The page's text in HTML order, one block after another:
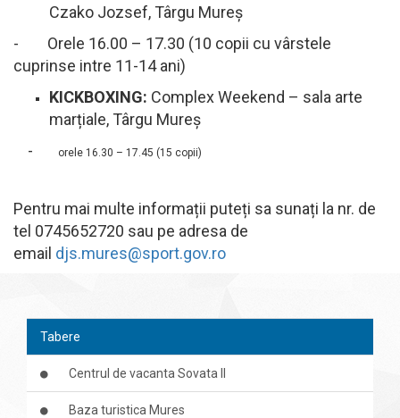
Czako Jozsef, Târgu Mureș
- Orele 16.00 – 17.30 (10 copii cu vârstele
cuprinse intre 11-14 ani)
KICKBOXING: Complex Weekend – sala arte
marțiale, Târgu Mureș
-
orele 16.30 – 17.45 (15 copii)
Pentru mai multe informații puteți sa sunați la nr. de
tel 0745652720 sau pe adresa de
email djs.mures@sport.gov.ro
Tabere
Centrul de vacanta Sovata II
Baza turistica Mures